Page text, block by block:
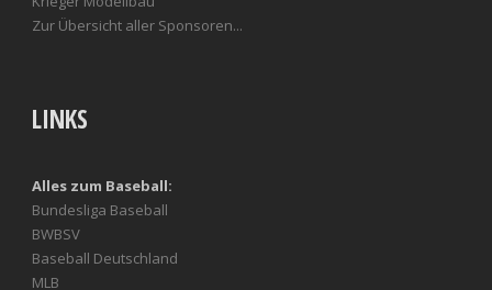
Zur Übersicht aller Sponsoren...
LINKS
Alles zum Baseball:
Bundesliga Baseball
BWBSV
Baseball Deutschland
MLB